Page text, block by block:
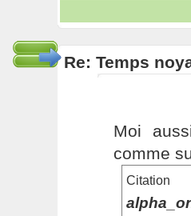
Re: Temps
Moi
comme
Citation